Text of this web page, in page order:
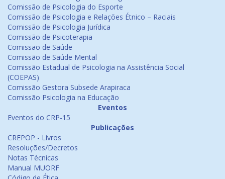
Comissão de Psicologia do Esporte
Comissão de Psicologia e Relações Étnico – Raciais
Comissão de Psicologia Jurídica
Comissão de Psicoterapia
Comissão de Saúde
Comissão de Saúde Mental
Comissão Estadual de Psicologia na Assistência Social
(COEPAS)
Comissão Gestora Subsede Arapiraca
Comissão Psicologia na Educação
Eventos
Eventos do CRP-15
Publicações
CREPOP - Livros
Resoluções/Decretos
Notas Técnicas
Manual MUORF